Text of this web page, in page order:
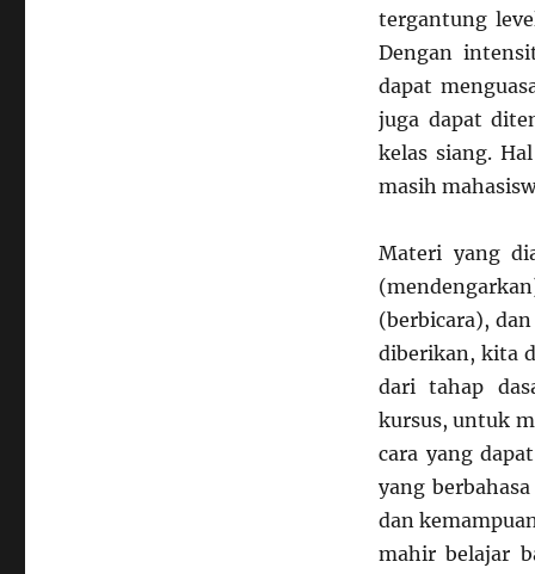
tergantung
Dengan
dapat
juga dapat
kelas siang.
masih
Materi yang
(berbicara),
diberikan, kita
dari tahap
kursus, untuk
cara yang
yang
dan
mahir belajar